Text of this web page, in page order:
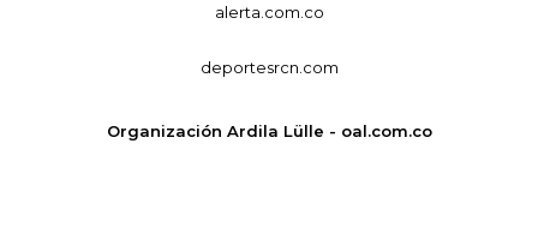
alerta.com.co
deportesrcn.com
Organización Ardila Lülle - oal.com.co